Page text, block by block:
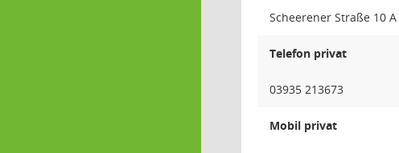
Scheerener Straße 10 A
Telefon privat
03935 213673
Mobil privat